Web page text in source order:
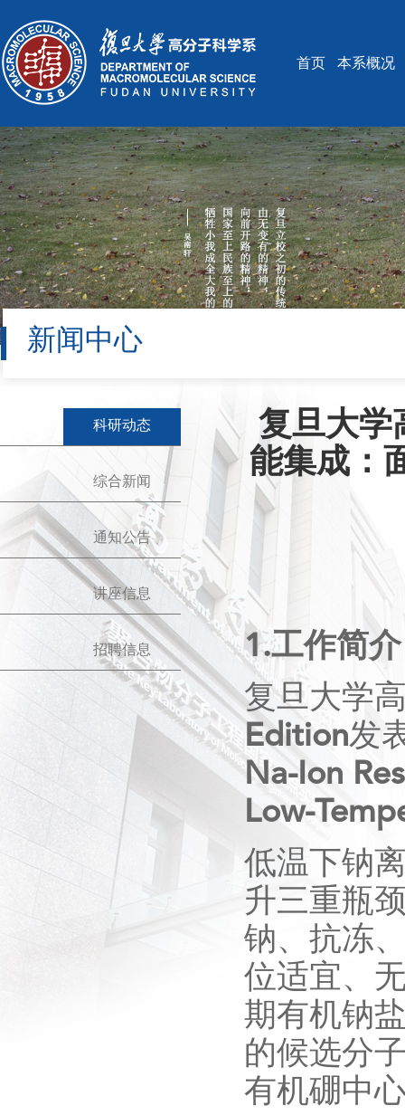
首页 本系概况
新闻中心
科研动态
综合新闻
通知公告
讲座信息
招聘信息
复旦大学
能集成：
1.工作简
复旦大学
Edition发
Na-Ion
Low-
低温下钠
升三重瓶
钠、抗冻
位适宜、
期有机钠
的候选分
有机硼中